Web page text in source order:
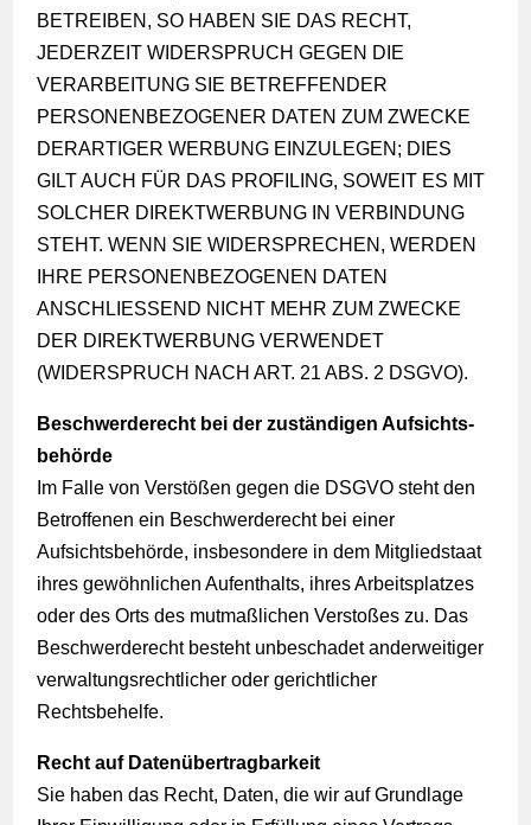
BETREIBEN, SO HABEN SIE DAS RECHT,
JEDERZEIT WIDERSPRUCH GEGEN DIE
VERARBEITUNG SIE BETREFFENDER
PERSONENBEZOGENER DATEN ZUM ZWECKE
DERARTIGER WERBUNG EINZULEGEN; DIES
GILT AUCH FÜR DAS PROFILING, SOWEIT ES MIT
SOLCHER DIREKTWERBUNG IN VERBINDUNG
STEHT. WENN SIE WIDERSPRECHEN, WERDEN
IHRE PERSONENBEZOGENEN DATEN
ANSCHLIESSEND NICHT MEHR ZUM ZWECKE
DER DIREKTWERBUNG VERWENDET
(WIDERSPRUCH NACH ART. 21 ABS. 2 DSGVO).
Beschwerde­recht bei der zuständigen Aufsichts­
behörde
Im Falle von Verstößen gegen die DSGVO steht den
Betroffenen ein Beschwerderecht bei einer
Aufsichtsbehörde, insbesondere in dem Mitgliedstaat
ihres gewöhnlichen Aufenthalts, ihres Arbeitsplatzes
oder des Orts des mutmaßlichen Verstoßes zu. Das
Beschwerderecht besteht unbeschadet anderweitiger
verwaltungsrechtlicher oder gerichtlicher
Rechtsbehelfe.
Recht auf Daten­übertrag­barkeit
Sie haben das Recht, Daten, die wir auf Grundlage